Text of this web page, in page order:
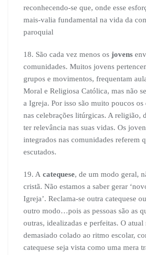
reconhecendo-se que, onde esse
mais-valia fundamental na vida da
paroquial
18. São cada vez menos os jovens
comunidades. Muitos jovens
grupos e movimentos, frequentam
Moral e Religiosa Católica, mas não
a Igreja. Por isso são muito poucos
nas celebrações litúrgicas. A religião,
ter relevância nas suas vidas. Os
integrados nas comunidades referem
escutados.
19. A catequese, de um modo geral,
cristã. Não estamos a saber gerar
Igreja’. Reclama-se outra catequese
outro modo…pois as pessoas são as
outras, idealizadas e perfeitas. O atual
demasiado colado ao ritmo escolar,
catequese seja vista como uma mera